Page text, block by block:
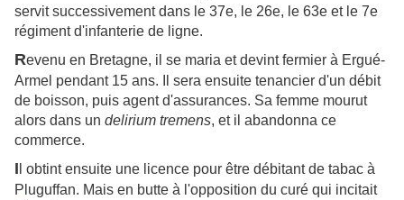
servit successivement dans le 37e, le 26e, le 63e et le 7e
régiment d'infanterie de ligne.
Revenu en Bretagne, il se maria et devint fermier à Ergué-
Armel pendant 15 ans. Il sera ensuite tenancier d'un débit
de boisson, puis agent d'assurances. Sa femme mourut
alors dans un delirium tremens, et il abandonna ce
commerce.
I l obtint ensuite une licence pour être débitant de tabac à
Pluguffan. Mais en butte à l'opposition du curé qui incitait